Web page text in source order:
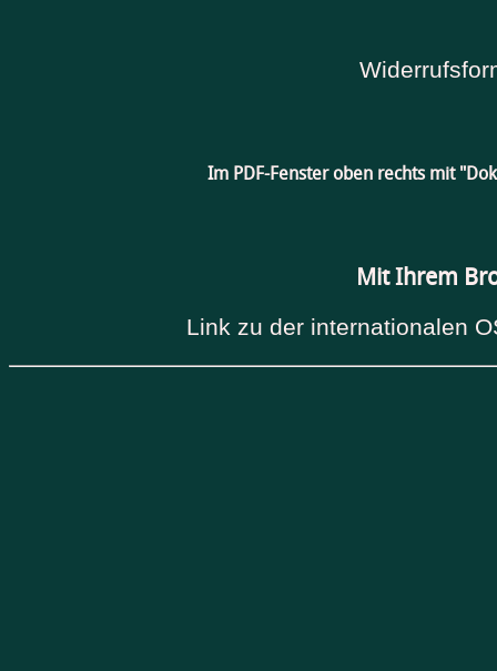
Im PDF-Fenster oben rechts mit
Mit Ihrem
Link zu der internationalen